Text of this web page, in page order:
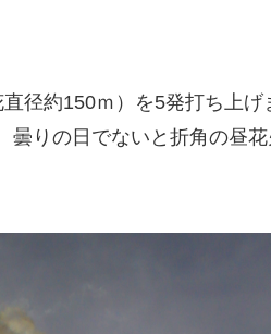
径約150ｍ）を5発打ち上げ
りの日でないと折角の昼花